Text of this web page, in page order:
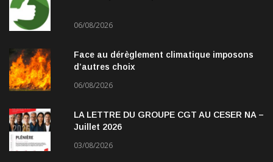
06/08/2026
Face au dérèglement climatique imposons
d’autres choix
06/08/2026
LA LETTRE DU GROUPE CGT AU CESER NA –
Juillet 2026
03/08/2026